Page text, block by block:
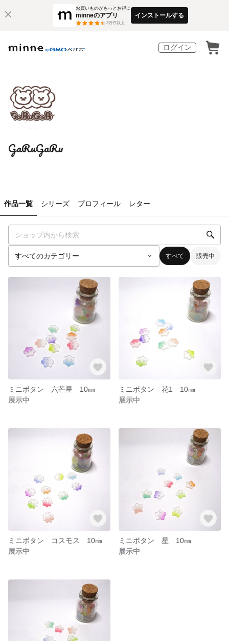
お買いものがもっとお得に
minneのアプリ
3万件以上
インストールする
ログイン
GaRuGaRu
作品一覧 シリーズ プロフィール レター
すべて 販売中
ミニボタン 六芒星 10㎜
展示中
ミニボタン 花1 10㎜
展示中
ミニボタン コスモス 10㎜
展示中
ミニボタン 星 10㎜
展示中